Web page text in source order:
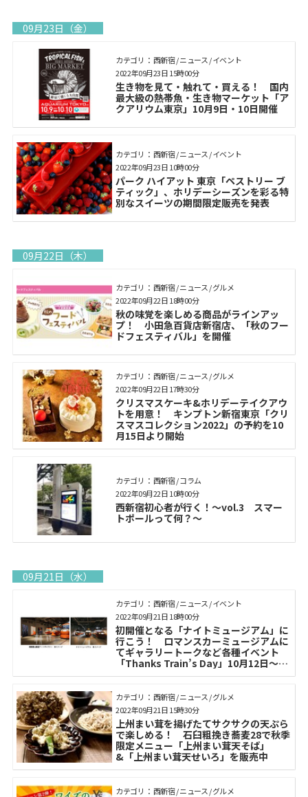
09月23日（金）
カテゴリ： 西新宿 / ニュース / イベント
生き物を見て・触れて・買える！ 国内
最大級の熱帯魚・生き物マーケット「ア
クアリウム東京」10月9日・10日開催
2022年09月23日 15時00分
カテゴリ： 西新宿 / ニュース / イベント
パーク ハイアット 東京「ペストリー ブ
ティック」、ホリデーシーズンを彩る特
別なスイーツの期間限定販売を発表
2022年09月23日 10時00分
09月22日（木）
カテゴリ： 西新宿 / ニュース / グルメ
秋の味覚を楽しめる商品がラインアッ
プ！ 小田急百貨店新宿店、「秋のフー
ドフェスティバル」を開催
2022年09月22日 18時00分
カテゴリ： 西新宿 / ニュース / グルメ
クリスマスケーキ&ホリデーテイクアウ
トを用意！ キンプトン新宿東京「クリ
スマスコレクション2022」の予約を10
月15日より開始
2022年09月22日 17時30分
カテゴリ： 西新宿 / コラム
西新宿初心者が行く！～vol.3 スマー
トポールって何？～
2022年09月22日 10時00分
09月21日（水）
カテゴリ： 西新宿 / ニュース / イベント
初開催となる「ナイトミュージアム」に
行こう！ ロマンスカーミュージアムに
てギャラリートークなど各種イベント
「Thanks Train’s Day」10月12日～11
月7日開催
2022年09月21日 18時00分
カテゴリ： 西新宿 / ニュース / グルメ
上州まい茸を揚げたてサクサクの天ぷら
で楽しめる！ 石臼粗挽き蕎麦28で秋季
限定メニュー「上州まい茸天そば」
&「上州まい茸天せいろ」を販売中
2022年09月21日 15時30分
カテゴリ： 西新宿 / ニュース / グルメ